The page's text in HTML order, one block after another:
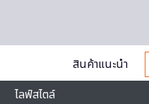
สินค้าแนะนำ
ไลฟ์สไตล์